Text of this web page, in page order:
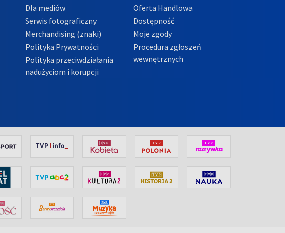
Dla mediów
Serwis fotograficzny
Merchandising (znaki)
Polityka Prywatności
Polityka przeciwdziałania
nadużyciom i korupcji
Oferta Handlowa
Dostępność
Moje zgody
Procedura zgłoszeń
wewnętrznych